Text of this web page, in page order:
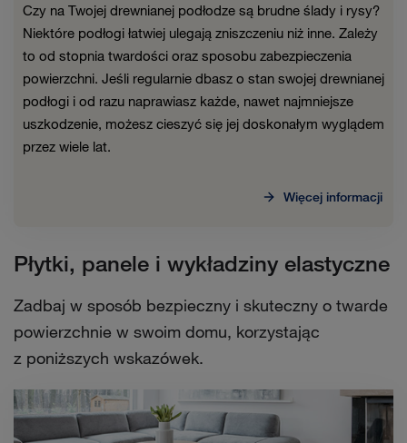
Czy na Twojej drewnianej podłodze są brudne ślady i rysy?
Niektóre podłogi łatwiej ulegają zniszczeniu niż inne. Zależy
to od stopnia twardości oraz sposobu zabezpieczenia
powierzchni. Jeśli regularnie dbasz o stan swojej drewnianej
podłogi i od razu naprawiasz każde, nawet najmniejsze
uszkodzenie, możesz cieszyć się jej doskonałym wyglądem
przez wiele lat.
Więcej informacji
Płytki, panele i wykładziny elastyczne
Zadbaj w sposób bezpieczny i skuteczny o twarde
powierzchnie w swoim domu, korzystając
z poniższych wskazówek.